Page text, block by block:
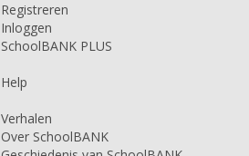
Registreren
Inloggen
SchoolBANK PLUS
Help
Verhalen
Over SchoolBANK